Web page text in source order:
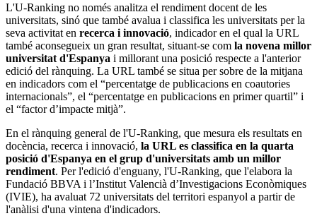
L'U-Ranking no només analitza el rendiment docent de les
universitats, sinó que també avalua i classifica les universitats per la
seva activitat en recerca i innovació, indicador en el qual la URL
també aconsegueix un gran resultat, situant-se com la novena millor
universitat d'Espanya i millorant una posició respecte a l'anterior
edició del rànquing. La URL també se situa per sobre de la mitjana
en indicadors com el “percentatge de publicacions en coautories
internacionals”, el “percentatge en publicacions en primer quartil” i
el “factor d’impacte mitjà”.
En el rànquing general de l'U-Ranking, que mesura els resultats en
docència, recerca i innovació, la URL es classifica en la quarta
posició d'Espanya en el grup d'universitats amb un millor
rendiment. Per l'edició d'enguany, l'U-Ranking, que l'elabora la
Fundació BBVA i l’Institut Valencià d’Investigacions Econòmiques
(IVIE), ha avaluat 72 universitats del territori espanyol a partir de
l'anàlisi d'una vintena d'indicadors.